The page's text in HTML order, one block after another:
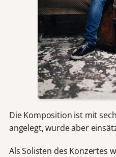
Die Komposition ist mit
angelegt, wurde aber
Als Solisten des Konzertes